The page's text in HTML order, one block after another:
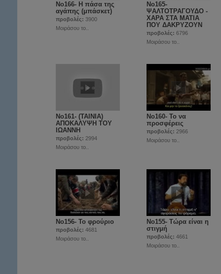
Νο166- Η πάσα της
αγάπης (μπάσκετ)
προβολές: 3900
Μοιράσου το..
Νο165-
ΨΑΛΤΟΤΡΑΓΟΥΔΟ -
ΧΑΡΑ ΣΤΑ ΜΑΤΙΑ
ΠΟΥ ΔΑΚΡΥΖΟΥΝ
προβολές: 6796
Μοιράσου το..
No161- (TAINIA)
ΑΠΟΚΑΛΥΨΗ ΤΟΥ
ΙΩΑΝΝΗ
προβολές: 2994
Μοιράσου το..
No160- Το να
προσφέρεις
προβολές: 2966
Μοιράσου το..
No156- Το φρούριο
προβολές: 4681
Μοιράσου το..
Νο155- Τώρα είναι η
στιγμή
προβολές: 4661
Μοιράσου το..